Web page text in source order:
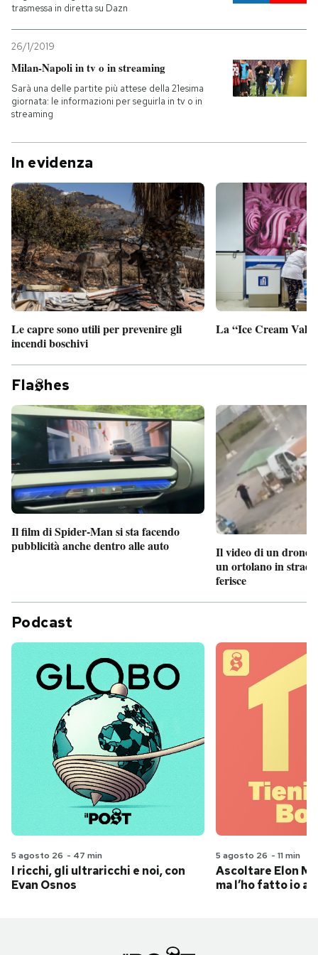
trasmessa in diretta su Dazn
26/1/2019
Milan-Napoli in tv o in streaming
Sarà una delle partite più attese della 21esima
giornata: le informazioni per seguirla in tv o in
streaming
In evidenza
Le capre sono utili per prevenire gli
incendi boschivi
La “Ice Cream
Fla hes
Il film di Spider-Man si sta facendo
pubblicità anche dentro alle auto
Il video di un drone
un ortolano in
ferisce
Podcast
5 agosto 26 - 47 min
I ricchi, gli ultraricchi e noi, con
Evan Osnos
5 agosto 26 - 11 min
Ascoltare Elon
ma l’ho fatto io